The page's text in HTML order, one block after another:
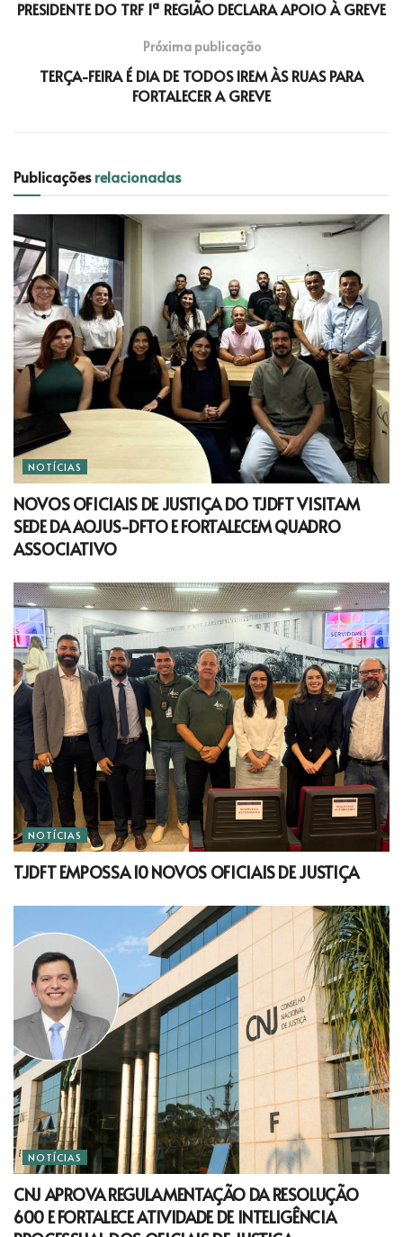
PRESIDENTE DO TRF 1ª REGIÃO DECLARA APOIO À GREVE
Próxima publicação
TERÇA-FEIRA É DIA DE TODOS IREM ÀS RUAS PARA
FORTALECER A GREVE
Publicaçõesrelacionadas
NOTÍCIAS
NOVOS OFICIAIS DE JUSTIÇA DO TJDFT VISITAM
SEDE DA AOJUS-DFTO E FORTALECEM QUADRO
ASSOCIATIVO
NOTÍCIAS
TJDFT EMPOSSA 10 NOVOS OFICIAIS DE JUSTIÇA
NOTÍCIAS
CNJ APROVA REGULAMENTAÇÃO DA RESOLUÇÃO
600 E FORTALECE ATIVIDADE DE INTELIGÊNCIA